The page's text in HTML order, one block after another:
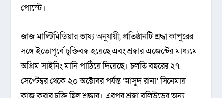
পোস্টে।
জাজ মাল্টিমিডিয়ার ভাষ্য অনুযায়ী, প্রতিষ্ঠানটি শ্রদ্ধা কাপুরের
সঙ্গে ইতোপূর্বে চুক্তিবদ্ধ হয়েছে এবং শ্রদ্ধার এজেন্টের মাধ্যমে
অগ্রিম সাইনিং মানি পাঠিয়ে দিয়েছে। চলতি বছরের ২৭
সেপ্টেম্বর থেকে ২০ অক্টোবর পর্যন্ত ‘মাসুদ রানা’ সিনেমায়